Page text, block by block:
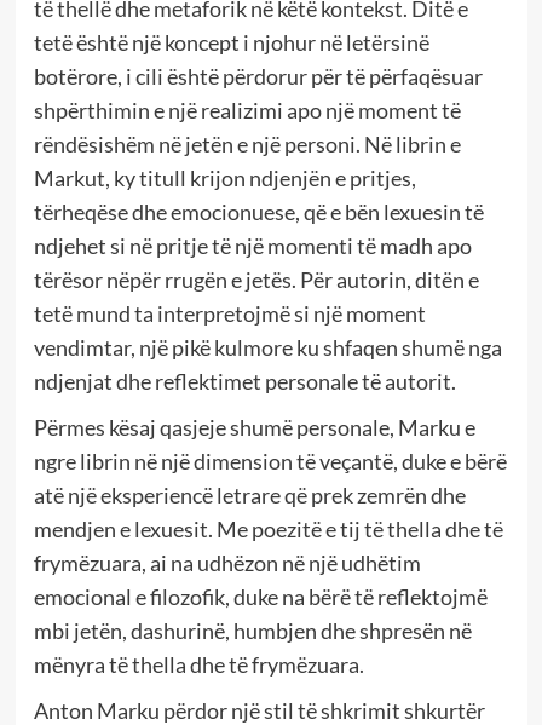
të thellë dhe metaforik në këtë kontekst. Ditë e
tetë është një koncept i njohur në letërsinë
botërore, i cili është përdorur për të përfaqësuar
shpërthimin e një realizimi apo një moment të
rëndësishëm në jetën e një personi. Në librin e
Markut, ky titull krijon ndjenjën e pritjes,
tërheqëse dhe emocionuese, që e bën lexuesin të
ndjehet si në pritje të një momenti të madh apo
tërësor nëpër rrugën e jetës. Për autorin, ditën e
tetë mund ta interpretojmë si një moment
vendimtar, një pikë kulmore ku shfaqen shumë nga
ndjenjat dhe reflektimet personale të autorit.
Përmes kësaj qasjeje shumë personale, Marku e
ngre librin në një dimension të veçantë, duke e bërë
atë një eksperiencë letrare që prek zemrën dhe
mendjen e lexuesit. Me poezitë e tij të thella dhe të
frymëzuara, ai na udhëzon në një udhëtim
emocional e filozofik, duke na bërë të reflektojmë
mbi jetën, dashurinë, humbjen dhe shpresën në
mënyra të thella dhe të frymëzuara.
Anton Marku përdor një stil të shkrimit shkurtër